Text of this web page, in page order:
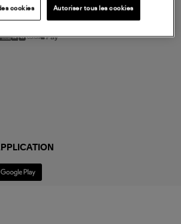
cookies Autoriser tous les cookies